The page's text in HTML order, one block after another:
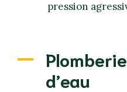
pression
d’eau